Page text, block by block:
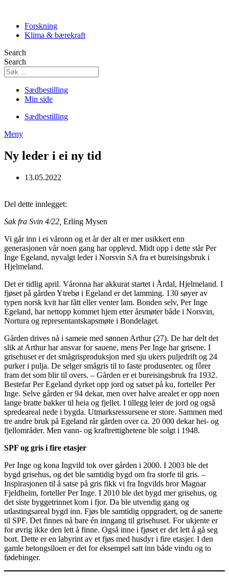
contentForskning
Klima & bærekraft
Search
Search
Sædbestilling
Min side
Sædbestilling
Meny
Ny leder i ei ny tid
13.05.2022
Del dette innlegget:
Sak fra Svin 4/22, Erling Mysen
Vi går inn i ei våronn og et år der alt er mer usikkert enn
generasjonen vår noen gang har opplevd. Midt opp i dette står Per
Inge Egeland, nyvalgt leder i Norsvin SA fra et bureisingsbruk i
Hjelmeland.
Det er tidlig april. Våronna har akkurat startet i Årdal, Hjelmeland. I
fjøset på gården Ytrebø i Egeland er det lamming. 130 søyer av
typen norsk kvit har fått eller venter lam. Bonden selv, Per Inge
Egeland, har nettopp kommet hjem etter årsmøter både i Norsvin,
Nortura og representantskapsmøte i Bondelaget.
Gården drives nå i sameie med sønnen Arthur (27). De har delt det
slik at Arthur har ansvar for sauene, mens Per Inge har grisene. I
grisehuset er det smågrisproduksjon med sju ukers puljedrift og 24
purker i pulja. De selger smågris til to faste produsenter, og fôrer
fram det som blir til overs. – Gården er et bureisingsbruk fra 1932.
Bestefar Per Egeland dyrket opp jord og satset på ku, forteller Per
Inge. Selve gården er 94 dekar, men over halve arealet er opp noen
lange bratte bakker til heia og fjellet. I tillegg leier de jord og også
spredeareal nede i bygda. Utmarksressursene er store. Sammen med
tre andre bruk på Egeland rår gården over ca. 20 000 dekar hei- og
fjellområder. Men vann- og kraftrettighetene ble solgt i 1948.
SPF og gris i fire etasjer
Per Inge og kona Ingvild tok over gården i 2000. I 2003 ble det
bygd grisehus, og det ble samtidig bygd om fra storfe til gris. –
Inspirasjonen til å satse på gris fikk vi fra Ingvilds bror Magnar
Fjeldheim, forteller Per Inge. I 2010 ble det bygd mer grisehus, og
det siste byggetrinnet kom i fjor. Da ble utvendig gang og
utlastingsareal bygd inn. Fjøs ble samtidig oppgradert, og de sanerte
til SPF. Det finnes nå bare én inngang til grisehuset. For ukjente er
for øvrig ikke den lett å finne. Også inne i fjøset er det lett å gå seg
bort. Dette er en labyrint av et fjøs med husdyr i fire etasjer. I den
gamle betongsiloen er det for eksempel satt inn både vindu og to
fødebinger.